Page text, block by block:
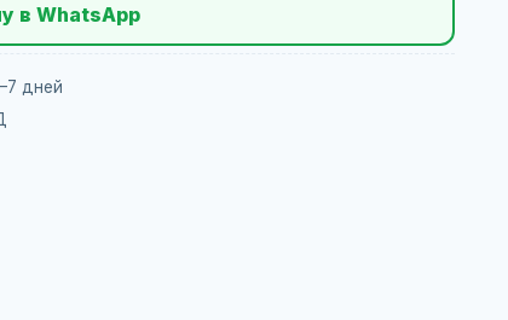
в WhatsApp
дней